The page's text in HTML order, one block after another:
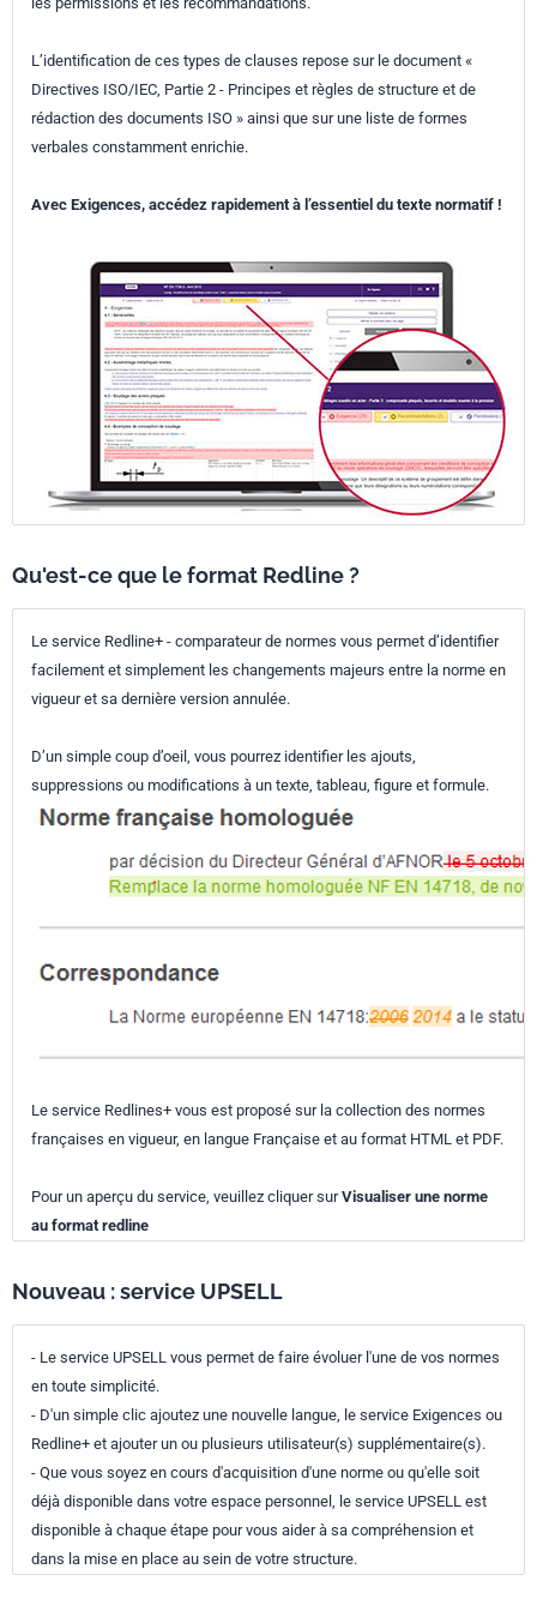
L’identification de ces types de clauses repose sur le document «
Directives ISO/IEC, Partie 2 - Principes et règles de structure et de
rédaction des documents ISO » ainsi que sur une liste de formes
verbales constamment enrichie.
Avec Exigences, accédez rapidement à l’essentiel du texte normatif !
Qu'est-ce que le format Redline ?
Le service Redline+ - comparateur de normes vous permet d’identifier
facilement et simplement les changements majeurs entre la norme en
vigueur et sa dernière version annulée.
D’un simple coup d’oeil, vous pourrez identifier les ajouts,
suppressions ou modifications à un texte, tableau, figure et formule.
Le service Redlines+ vous est proposé sur la collection des normes
françaises en vigueur, en langue Française et au format HTML et PDF.
Pour un aperçu du service, veuillez cliquer surVisualiser une norme
au format redline
Nouveau : service UPSELL
- Le service UPSELL vous permet de faire évoluer l'une de vos normes
en toute simplicité.
- D'un simple clic ajoutez une nouvelle langue, le service Exigences ou
Redline+ et ajouter un ou plusieurs utilisateur(s) supplémentaire(s).
- Que vous soyez en cours d'acquisition d'une norme ou qu'elle soit
déjà disponible dans votre espace personnel, le service UPSELL est
disponible à chaque étape pour vous aider à sa compréhension et
dans la mise en place au sein de votre structure.